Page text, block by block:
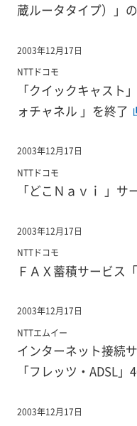
蔵ルータタイプ）」
2003年12月17日
NTTドコモ
「クイックキャスト
ォチャネル 」を終了
2003年12月17日
NTTドコモ
「どこＮａｖｉ 」サ
2003年12月17日
NTTドコモ
ＦＡＸ蓄積サービス
2003年12月17日
NTTエムイー
インターネット接続
「フレッツ・ADSL
2003年12月17日